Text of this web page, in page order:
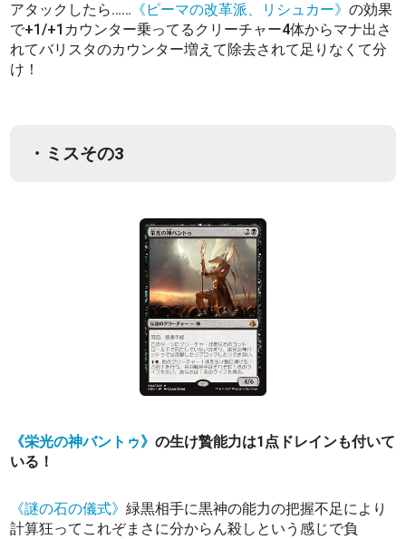
アタックしたら…… 《ピーマの改革派、リシュカー》の効果
で+1/+1カウンター乗ってるクリーチャー4体からマナ出さ
れてバリスタのカウンター増えて除去されて足りなくて分
け！
・ミスその3
《栄光の神バントゥ》の生け贄能力は1点ドレインも付いて
いる！
《謎の石の儀式》緑黒相手に黒神の能力の把握不足により
計算狂ってこれぞまさに分からん殺しという感じで負